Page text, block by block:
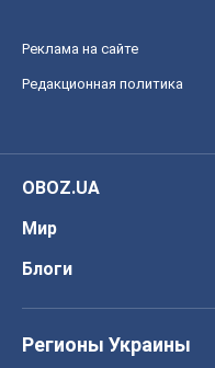
Реклама на сайте
Редакционная политика
OBOZ.UA
Мир
Блоги
Регионы Украины